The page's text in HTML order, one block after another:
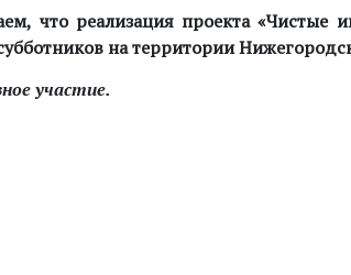
что реализация проекта «Чистые
на территории
участие.